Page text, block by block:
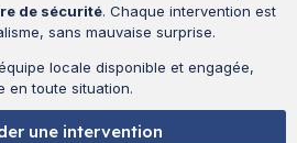
de sécurité. Chaque intervention est
sans mauvaise surprise.
locale disponible et engagée,
en toute situation.
une intervention